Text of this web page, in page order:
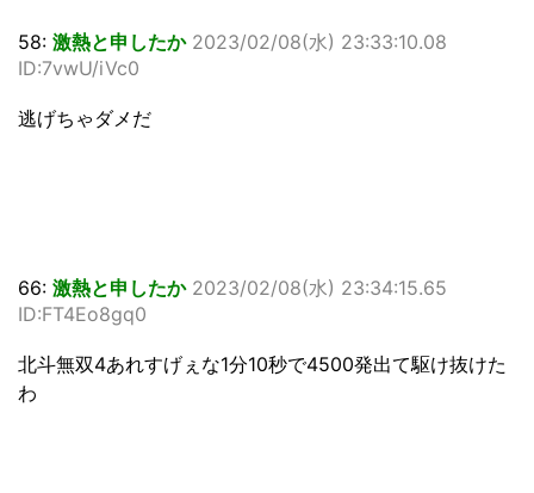
58: 激熱と申したか 2023/02/08(水) 23:33:10.08
ID:7vwU/iVc0
逃げちゃダメだ
66: 激熱と申したか 2023/02/08(水) 23:34:15.65
ID:FT4Eo8gq0
北斗無双4あれすげぇな1分10秒で4500発出て駆け抜けた
わ